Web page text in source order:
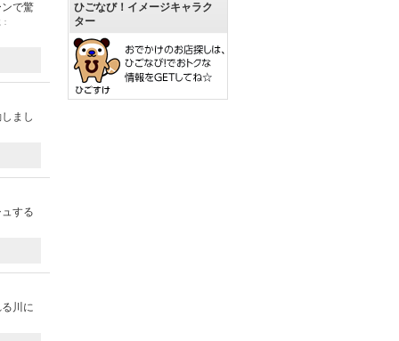
で驚
まし
する
川に
ひごなび！イメージキャラク
ター